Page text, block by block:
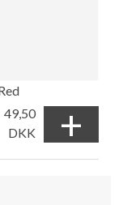
49,50
DKK
+